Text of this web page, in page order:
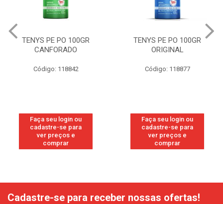
TENYS PE PO 100GR
CANFORADO
Código: 118842
Faça seu login ou
cadastre-se para
ver preços e
comprar
TENYS PE PO 100GR
ORIGINAL
Código: 118877
Faça seu login ou
cadastre-se para
ver preços e
comprar
Cadastre-se para receber nossas ofertas!